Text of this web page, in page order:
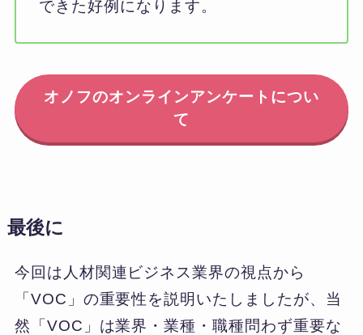
できた好例になります。
オノフのオンラインアンケートについ
て
最後に
今回は人材関連ビジネス業界の視点から
「VOC」の重要性を説明いたしましたが、当
然「VOC」は業界・業種・職種問わず重要な